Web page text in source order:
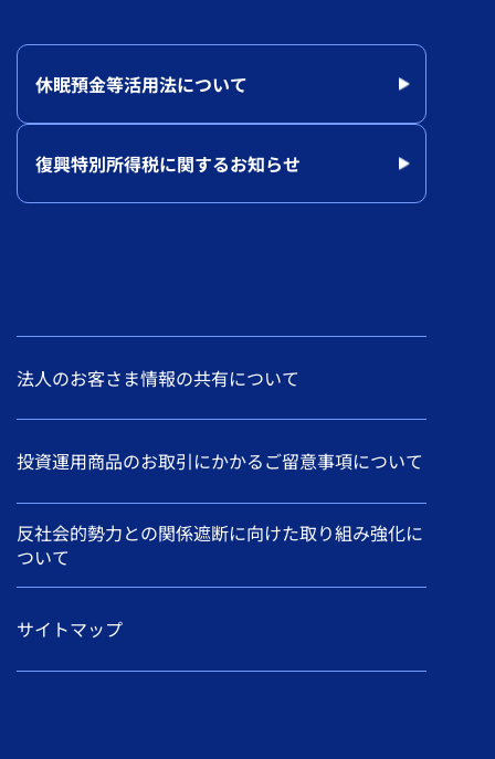
休眠預金等活用法について
復興特別所得税に関するお知らせ
法人のお客さま情報の共有について
投資運用商品のお取引にかかるご留意事項について
反社会的勢力との関係遮断に向けた取り組み強化に
ついて
サイトマップ